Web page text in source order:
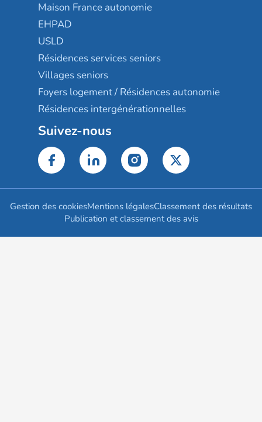
Maison France autonomie
EHPAD
USLD
Résidences services seniors
Villages seniors
Foyers logement / Résidences autonomie
Résidences intergénérationnelles
Suivez-nous
Gestion des cookiesMentions légalesClassement des résultats
Publication et classement des avis